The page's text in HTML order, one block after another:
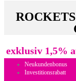
exklusiv 1,5%
Neukundenbonus
Investitionsrabatt